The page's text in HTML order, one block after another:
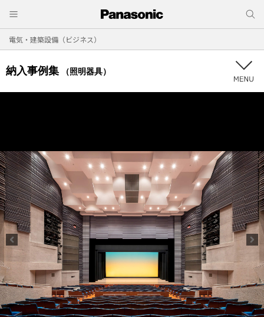
電気・建築設備（ビジネス）
納入事例集 （照明器具）